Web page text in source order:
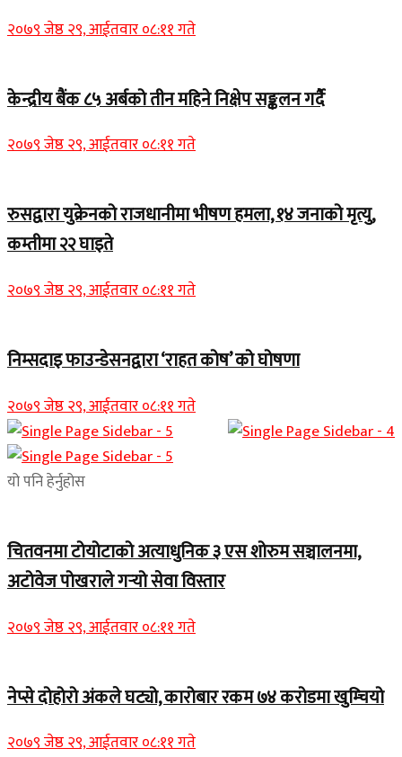
२०७९ जेष्ठ २९, आईतवार ०८:११ गते
केन्द्रीय बैंक ८५ अर्बको तीन महिने निक्षेप सङ्कलन गर्दै
२०७९ जेष्ठ २९, आईतवार ०८:११ गते
रुसद्वारा युक्रेनको राजधानीमा भीषण हमला, १४ जनाको मृत्यु,
कम्तीमा २२ घाइते
२०७९ जेष्ठ २९, आईतवार ०८:११ गते
निम्सदाइ फाउन्डेसनद्वारा ‘राहत कोष’ को घोषणा
२०७९ जेष्ठ २९, आईतवार ०८:११ गते
यो पनि हेर्नुहोस
चितवनमा टोयोटाको अत्याधुनिक ३ एस शोरुम सञ्चालनमा,
अटोवेज पोखराले गर्‍यो सेवा विस्तार
२०७९ जेष्ठ २९, आईतवार ०८:११ गते
नेप्से दोहोरो अंकले घट्यो, कारोबार रकम ७४ करोडमा खुम्चियो
२०७९ जेष्ठ २९, आईतवार ०८:११ गते